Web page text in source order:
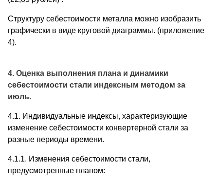
Структуру себестоимости металла можно изобразить
графически в виде круговой диаграммы. (приложение
4).
4. Оценка выполнения плана и динамики
себестоимости стали индексным методом за
июль.
4.1. Индивидуальные индексы, характеризующие
изменение себестоимости конвертерной стали за
разные периоды времени.
4.1.1. Изменения себестоимости стали,
предусмотренные планом: